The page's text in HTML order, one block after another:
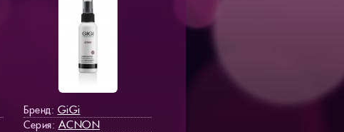
Бренд: GiGi
Серия: ACNON